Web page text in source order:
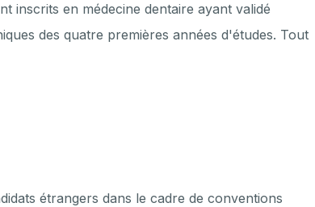
inscrits en médecine dentaire ayant validé
des quatre premières années d'études. Tout
étrangers dans le cadre de conventions